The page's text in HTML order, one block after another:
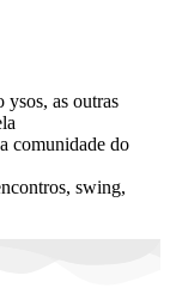
ysos, as outras
comunidade do
swing,